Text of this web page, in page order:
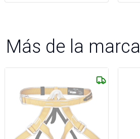
Más de la marca